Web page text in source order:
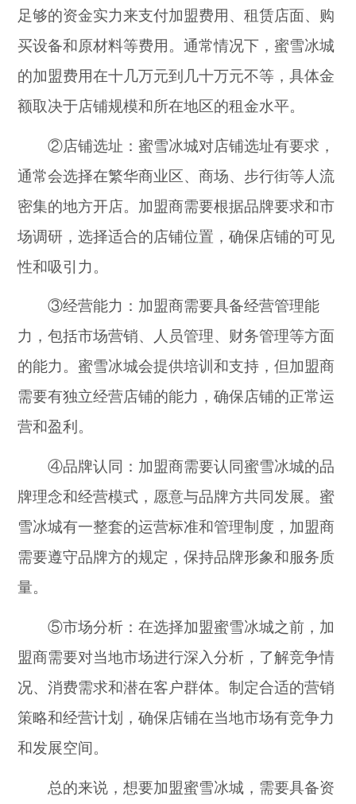
足够的资金实力来支付加盟费用、租赁店面、购
买设备和原材料等费用。通常情况下，蜜雪冰城
的加盟费用在十几万元到几十万元不等，具体金
额取决于店铺规模和所在地区的租金水平。
②店铺选址：蜜雪冰城对店铺选址有要求，
通常会选择在繁华商业区、商场、步行街等人流
密集的地方开店。加盟商需要根据品牌要求和市
场调研，选择适合的店铺位置，确保店铺的可见
性和吸引力。
③经营能力：加盟商需要具备经营管理能
力，包括市场营销、人员管理、财务管理等方面
的能力。蜜雪冰城会提供培训和支持，但加盟商
需要有独立经营店铺的能力，确保店铺的正常运
营和盈利。
④品牌认同：加盟商需要认同蜜雪冰城的品
牌理念和经营模式，愿意与品牌方共同发展。蜜
雪冰城有一整套的运营标准和管理制度，加盟商
需要遵守品牌方的规定，保持品牌形象和服务质
量。
⑤市场分析：在选择加盟蜜雪冰城之前，加
盟商需要对当地市场进行深入分析，了解竞争情
况、消费需求和潜在客户群体。制定合适的营销
策略和经营计划，确保店铺在当地市场有竞争力
和发展空间。
总的来说，想要加盟蜜雪冰城，需要具备资